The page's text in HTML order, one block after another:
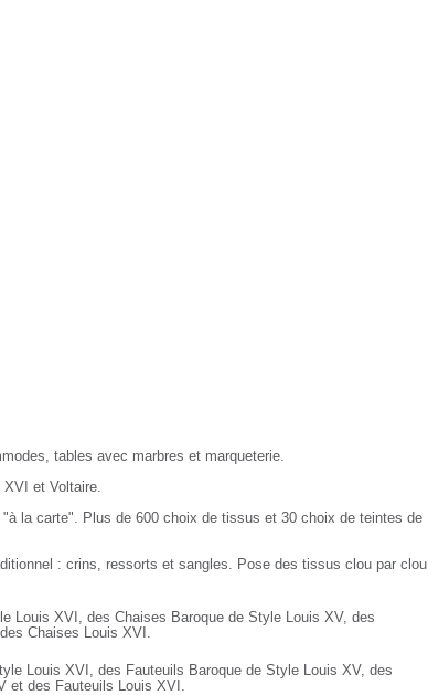
tables avec marbres et marqueterie.
et Voltaire.
la carte". Plus de 600 choix de tissus et 30 choix de teintes de
: crins, ressorts et sangles. Pose des tissus clou par clou
Louis XVI, des Chaises Baroque de Style Louis XV, des
Chaises Louis XVI.
Louis XVI, des Fauteuils Baroque de Style Louis XV, des
et des Fauteuils Louis XVI.